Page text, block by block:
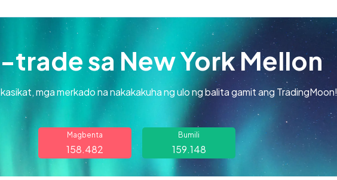
trade sa New York Mellon
mga merkado na nakakakuha ng ulo ng balita gamit ang TradingMoon!
Magbenta
158.482
Bumili
159.148